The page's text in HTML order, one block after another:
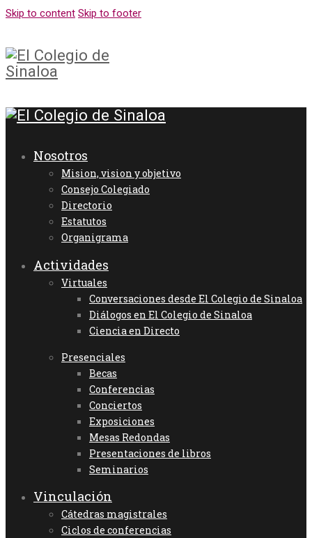
Skip to content Skip to footer
Nosotros
Mision, vision y objetivo
Consejo Colegiado
Directorio
Estatutos
Organigrama
Actividades
Virtuales
Conversaciones desde El Colegio de Sinaloa
Diálogos en El Colegio de Sinaloa
Ciencia en Directo
Presenciales
Becas
Conferencias
Conciertos
Exposiciones
Mesas Redondas
Presentaciones de libros
Seminarios
Vinculación
Cátedras magistrales
Ciclos de conferencias